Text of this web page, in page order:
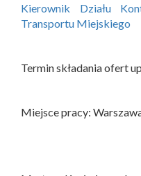
Kierownik Działu
Transportu Miejskiego
Termin składania ofert
Miejsce pracy: